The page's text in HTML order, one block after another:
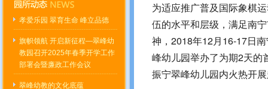
孝爱乐园 翠育生命 峰立品德
旗帜领航 开启新征程—翠峰幼
教园召开2025年春季开学工作
部署会暨廉政工作会议
翠峰幼教的文化底蕴
为适应推广普及国际象棋
伍的水平和层级，满足南
神，2018年12月16-17日
峰幼儿园举办了为期2天的
振宁翠峰幼儿园内火热开